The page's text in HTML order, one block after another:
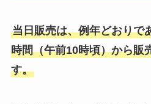
当日販売は、例年どおりで
時間（午前10時頃）から販
す。